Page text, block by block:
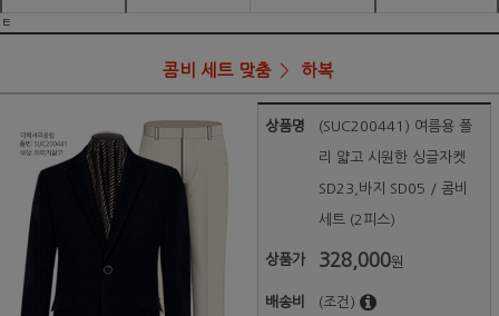
ㅌ
콤비 세트 맞춤 하복
상품명 (SUC200441) 여름용 폴
리 얇고 시원한 싱글자켓
SD23,바지 SD05 / 콤비
세트 (2피스)
상품가 328,000원
배송비 (조건)